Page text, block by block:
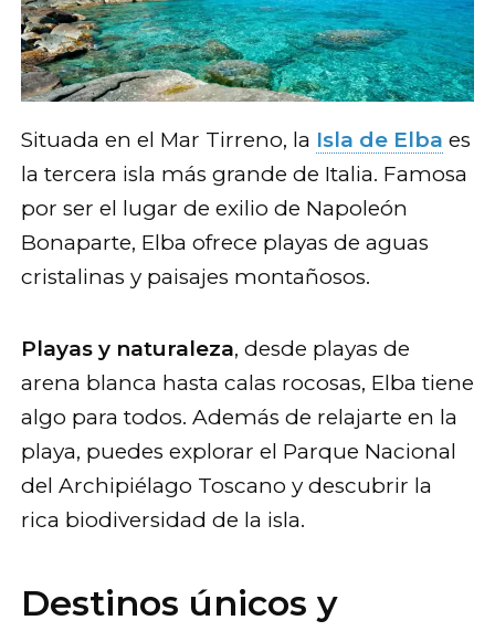
Situada en el Mar Tirreno, la Isla de Elba es
la tercera isla más grande de Italia. Famosa
por ser el lugar de exilio de Napoleón
Bonaparte, Elba ofrece playas de aguas
cristalinas y paisajes montañosos.
Playas y naturaleza, desde playas de
arena blanca hasta calas rocosas, Elba tiene
algo para todos. Además de relajarte en la
playa, puedes explorar el Parque Nacional
del Archipiélago Toscano y descubrir la
rica biodiversidad de la isla.
Destinos únicos y